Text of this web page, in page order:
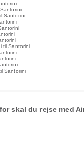
Santorini
til Santorini
Santorini
skal du rejse med